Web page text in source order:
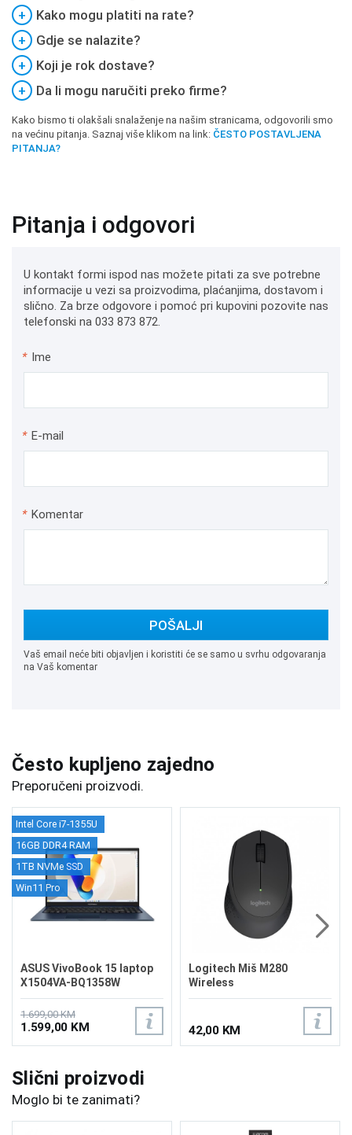
+
Kako mogu platiti na rate?
+
Gdje se nalazite?
+
Koji je rok dostave?
+
Da li mogu naručiti preko firme?
Kako bismo ti olakšali snalaženje na našim stranicama, odgovorili smo
na većinu pitanja. Saznaj više klikom na link: ČESTO POSTAVLJENA
PITANJA?
Pitanja i odgovori
U kontakt formi ispod nas možete pitati za sve potrebne
informacije u vezi sa proizvodima, plaćanjima, dostavom i
slično. Za brze odgovore i pomoć pri kupovini pozovite nas
telefonski na 033 873 872.
* Ime
* E-mail
* Komentar
POŠALJI
Vaš email neće biti objavljen i koristiti će se samo u svrhu odgovaranja
na Vaš komentar
Često kupljeno zajedno
Preporučeni proizvodi.
Intel Core i7-1355U
16GB DDR4 RAM
1TB NVMe SSD
Win11 Pro
ASUS VivoBook 15 laptop
X1504VA-BQ1358W
1.699,00 KM
1.599,00 KM
Logitech Miš M280
Wireless
42,00 KM
Slični proizvodi
Moglo bi te zanimati?